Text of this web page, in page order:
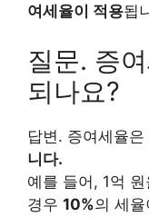
여세율이 적용됩
질문. 증
되나요?
답변. 증여세율은
니다.
예를 들어, 1억
경우 10%의 세